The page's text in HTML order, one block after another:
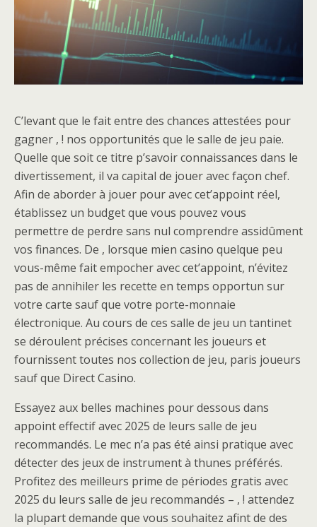
C’levant que le fait entre des chances attestées pour
gagner , ! nos opportunités que le salle de jeu paie.
Quelle que soit ce titre p’savoir connaissances dans le
divertissement, il va capital de jouer avec façon chef.
Afin de aborder à jouer pour avec cet’appoint réel,
établissez un budget que vous pouvez vous
permettre de perdre sans nul comprendre assidûment
vos finances. De , lorsque mien casino quelque peu
vous-même fait empocher avec cet’appoint, n’évitez
pas de annihiler les recette en temps opportun sur
votre carte sauf que votre porte-monnaie
électronique. Au cours de ces salle de jeu un tantinet
se déroulent précises concernant les joueurs et
fournissent toutes nos collection de jeu, paris joueurs
sauf que Direct Casino.
Essayez aux belles machines pour dessous dans
appoint effectif avec 2025 de leurs salle de jeu
recommandés. Le mec n’a pas été ainsi pratique avec
détecter des jeux de instrument à thunes préférés.
Profitez des meilleurs prime de périodes gratis avec
2025 du leurs salle de jeu recommandés – , ! attendez
la plupart demande que vous souhaitez afint de des